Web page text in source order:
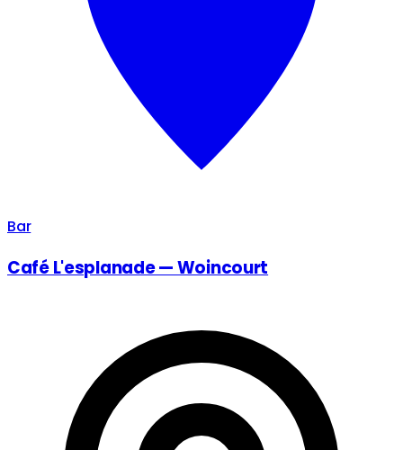
Bar
Café L'esplanade — Woincourt